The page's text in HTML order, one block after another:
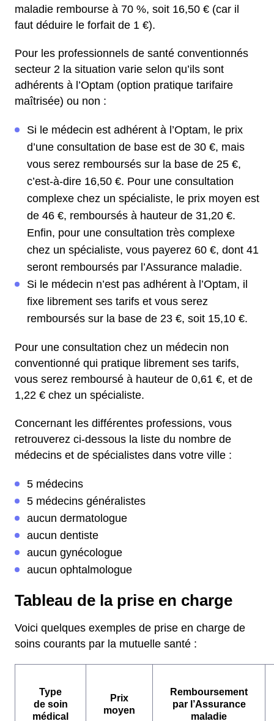
maladie rembourse à 70 %, soit 16,50 € (car il
faut déduire le forfait de 1 €).
Pour les professionnels de santé conventionnés
secteur 2 la situation varie selon qu’ils sont
adhérents à l’Optam (option pratique tarifaire
maîtrisée) ou non :
Si le médecin est adhérent à l’Optam, le prix
d’une consultation de base est de 30 €, mais
vous serez remboursés sur la base de 25 €,
c’est-à-dire 16,50 €. Pour une consultation
complexe chez un spécialiste, le prix moyen est
de 46 €, remboursés à hauteur de 31,20 €.
Enfin, pour une consultation très complexe
chez un spécialiste, vous payerez 60 €, dont 41
seront remboursés par l’Assurance maladie.
Si le médecin n’est pas adhérent à l’Optam, il
fixe librement ses tarifs et vous serez
remboursés sur la base de 23 €, soit 15,10 €.
Pour une consultation chez un médecin non
conventionné qui pratique librement ses tarifs,
vous serez remboursé à hauteur de 0,61 €, et de
1,22 € chez un spécialiste.
Concernant les différentes professions, vous
retrouverez ci-dessous la liste du nombre de
médecins et de spécialistes dans votre ville :
5 médecins
5 médecins généralistes
aucun dermatologue
aucun dentiste
aucun gynécologue
aucun ophtalmologue
Tableau de la prise en charge
Voici quelques exemples de prise en charge de
soins courants par la mutuelle santé :
Type
de soin
médical
Prix
moyen
Remboursement
par l’Assurance
maladie